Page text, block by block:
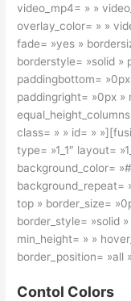
video_mp4= » »
overlay_color= » »
fade= »yes »
borderstyle= »solid »
paddingbottom=
paddingright= »0px »
class= » » id= »
type= »1_1″ layout=
background_color=
background_repeat=
top » border_size=
border_style= »solid
min_height= » »
border_position= »all
Contol Colors